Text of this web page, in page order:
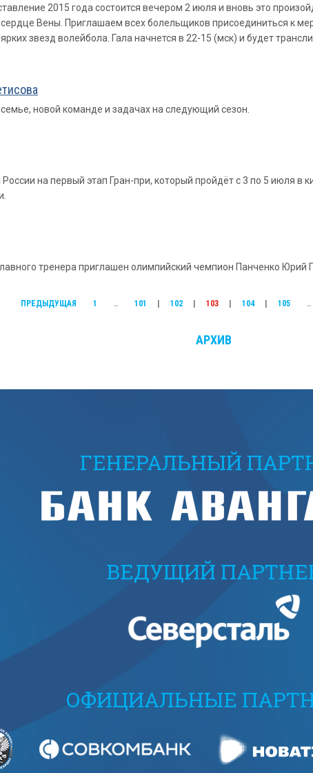
2015 года состоится вечером 2 июля и вновь это
Вены. Приглашаем всех болельщиков присоединиться к
звезд волейбола. Гала начнется в 22-15 (мск) и будет
новой команде и задачах на следующий сезон.
на первый этап Гран-при, который пройдёт с 3 по 5 июля
тренера приглашен олимпийский чемпион Панченко Юрий
ПРЕДЫДУЩАЯ 1 .. 101 102 103 104 105 ..
АРХИВ
ГЕНЕРАЛЬНЫЙ
ВЕДУЩИЙ
ОФИЦИАЛЬНЫЕ